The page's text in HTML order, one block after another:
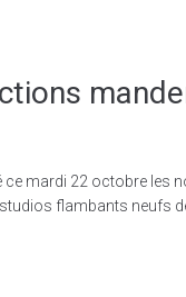
ce mardi 22 octobre les
studios flambants neufs